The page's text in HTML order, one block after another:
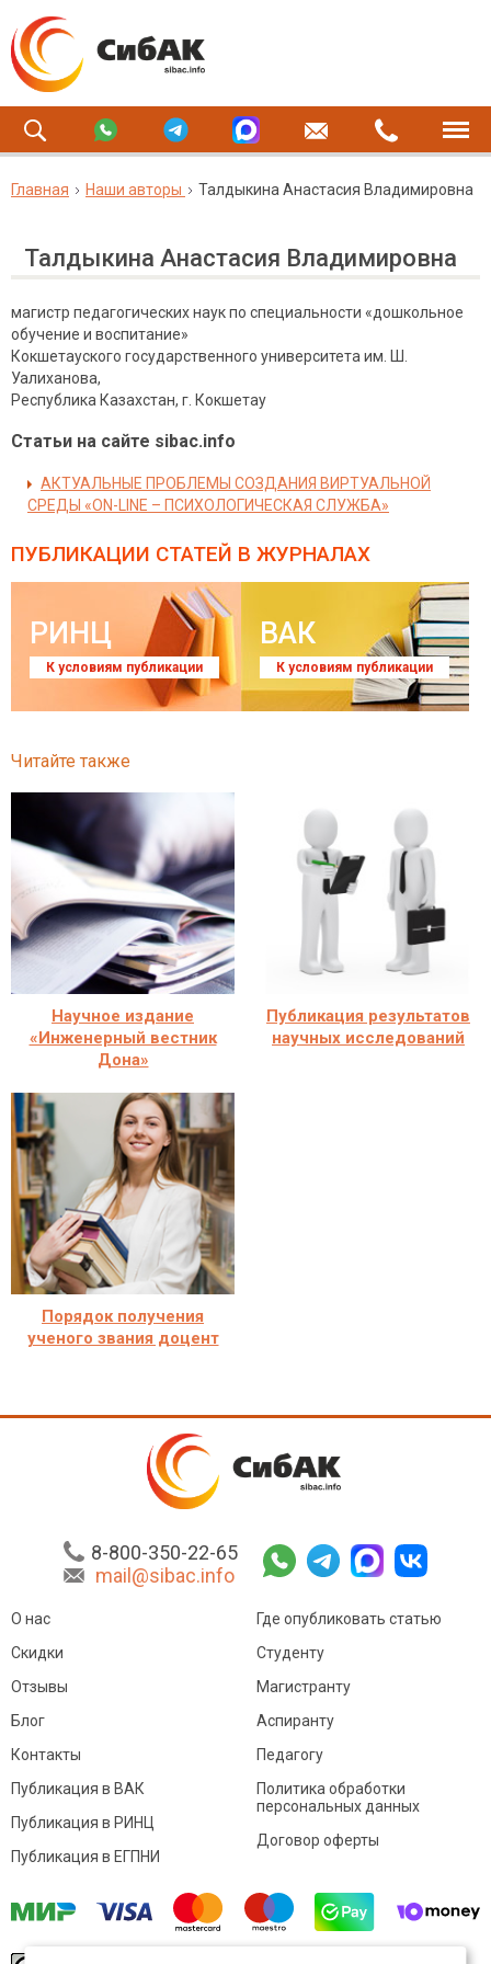
Главная Наши авторы Талдыкина Анастасия Владимировна
Талдыкина Анастасия Владимировна
магистр педагогических наук по специальности «дошкольное
обучение и воспитание»
Кокшетауского государственного университета им. Ш.
Уалиханова,
Республика Казахстан, г. Кокшетау
Статьи на сайте sibac.info
АКТУАЛЬНЫЕ ПРОБЛЕМЫ СОЗДАНИЯ ВИРТУАЛЬНОЙ
СРЕДЫ «ON-LINE – ПСИХОЛОГИЧЕСКАЯ СЛУЖБА»
ПУБЛИКАЦИИ СТАТЕЙ В ЖУРНАЛАХ
РИНЦ
К условиям публикации
ВАК
К условиям публикации
Читайте также
Научное издание
«Инженерный вестник
Дона»
Публикация результатов
научных исследований
Порядок получения
ученого звания доцент
8-800-350-22-65
mail@sibac.info
О нас
Скидки
Отзывы
Блог
Контакты
Где опубликовать статью
Студенту
Магистранту
Аспиранту
Педагогу
Публикация в ВАК
Публикация в РИНЦ
Публикация в ЕГПНИ
Политика обработки
персональных данных
Договор оферты